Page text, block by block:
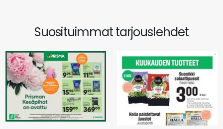
Suosituimmat tarjouslehdet